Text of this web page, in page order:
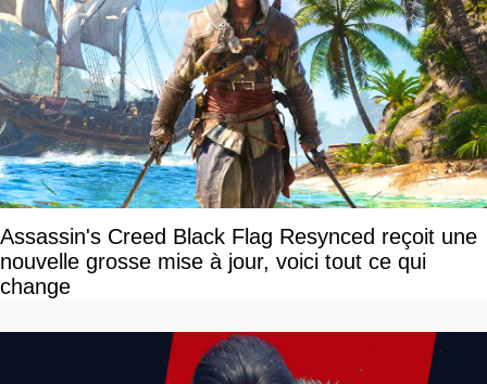
Assassin's Creed Black Flag Resynced reçoit une
nouvelle grosse mise à jour, voici tout ce qui
change